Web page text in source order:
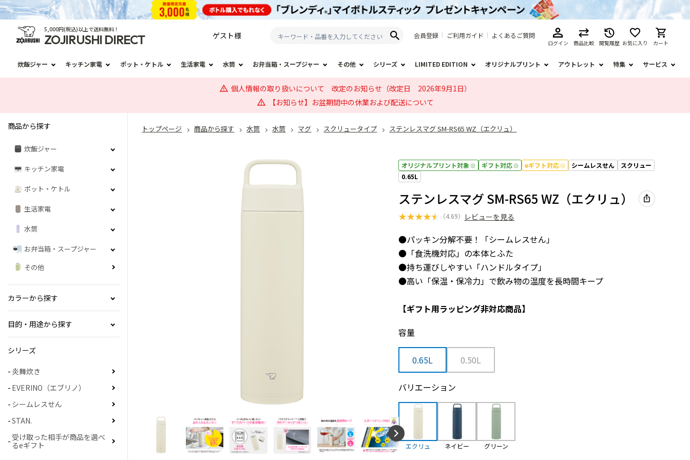
5,000円(税込)以上で送料無料！
ZOJIRUSHI DIRECT ゲスト様 会員登録 ご利用ガイド よくあるご質問
ログイン 商品比較 閲覧履歴 お気に入り カート
炊飯ジャー キッチン家電 ポット・ケトル 生活家電 水筒 お弁当箱・スープジャー その他 シリーズ LIMITED EDITION オリジナルプリント アウトレット 特集 サービス
個人情報の取り扱いについて 改定のお知らせ（改定日 2026年9月1日）
【お知らせ】お盆期間中の休業および配送について
トップページ 商品から探す 水筒 水筒 マグ スクリュータイプ ステンレスマグ SM-RS65 WZ（エクリュ）
オリジナルプリント対象 ギフト対応 eギフト対応 シームレスせん
スクリュー
0.65L
ステンレスマグ SM-RS65 WZ（エクリュ）
★★★★★ （4.69） レビューを見る
●パッキン分解不要！「シームレスせん」
●「食洗機対応」の本体とふた
●持ち運びしやすい「ハンドルタイプ」
●高い「保温・保冷力」で飲み物の温度を長時間キープ
【ギフト用ラッピング非対応商品】
容量
0.65L 0.50L
バリエーション
エクリュ ネイビー グリーン
商品から探す
炊飯ジャー
キッチン家電
ポット・ケトル
生活家電
水筒
お弁当箱・スープジャー
その他
カラーから探す
目的・用途から探す
シリーズ
炎舞炊き
EVERINO（エブリノ）
シームレスせん
STAN.
受け取った相手が商品を選べ
るeギフト